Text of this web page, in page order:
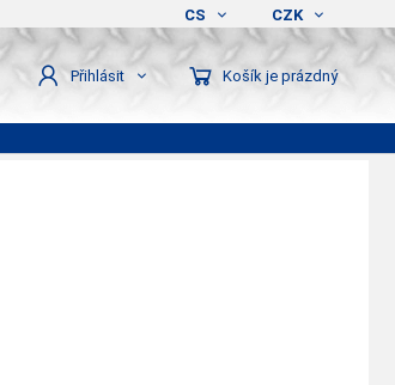
CS CZK
Přihlásit Košík je prázdný